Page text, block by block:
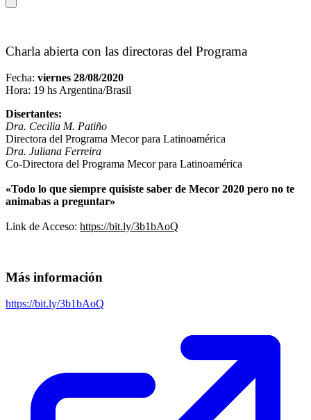
Charla abierta con las directoras del Programa
Fecha: viernes 28/08/2020
Hora: 19 hs Argentina/Brasil
Disertantes:
Dra. Cecilia M. Patiño
Directora del Programa Mecor para Latinoamérica
Dra. Juliana Ferreira
Co-Directora del Programa Mecor para Latinoamérica
«Todo lo que siempre quisiste saber de Mecor 2020 pero no te
animabas a preguntar»
Link de Acceso: https://bit.ly/3b1bAoQ
Más información
https://bit.ly/3b1bAoQ